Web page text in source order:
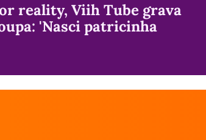
reality, Viih Tube grava
'Nasci patricinha